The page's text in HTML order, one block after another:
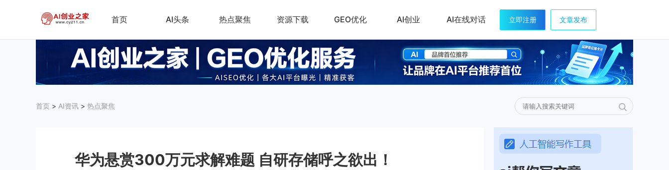
首页 AI头条 热点聚焦 资源下载 GEO优化 AI创业 AI在线对话 立即注册 文章发布
首页 > AI资讯 > 热点聚焦
华为悬赏300万元求解难题 自研存储呼之欲出！